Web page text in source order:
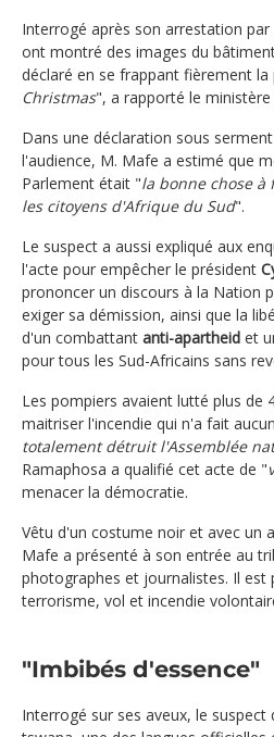
Interrogé après son arrestation par
ont montré des images du
déclaré en se frappant fièrement la
Christmas", a rapporté le ministère
Dans une déclaration sous
l'audience, M. Mafe a estimé que
Parlement était "la bonne chose
les citoyens d'Afrique du Sud".
Le suspect a aussi expliqué aux
l'acte pour empêcher le président
prononcer un discours à la Nation
exiger sa démission, ainsi que la
d'un combattant anti-apartheid et
pour tous les Sud-Africains sans
Les pompiers avaient lutté plus de
maitriser l'incendie qui n'a fait
totalement détruit l'Assemblée
Ramaphosa a qualifié cet acte de "
menacer la démocratie.
Vêtu d'un costume noir et avec un
Mafe a présenté à son entrée au
photographes et journalistes. Il est
terrorisme, vol et incendie
"Imbibés d'essence"
Interrogé sur ses aveux, le suspect